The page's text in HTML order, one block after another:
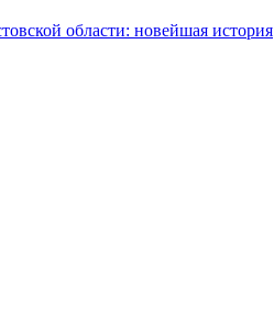
области: новейшая история